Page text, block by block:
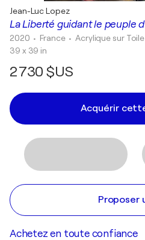
La Liberté guidant le peuple
Jean-Luc Lopez
2020 • France •Acrylique sur Toile
39 x 39 in
2 730 $US
Acquérir
Proposer
Achetez en toute confiance